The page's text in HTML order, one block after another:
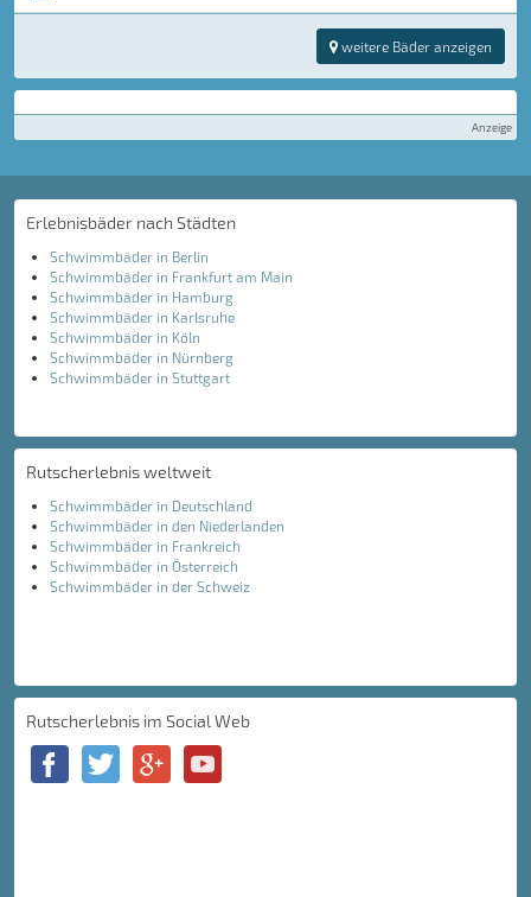
weitere Bäder anzeigen
Anzeige
Erlebnisbäder nach Städten
Schwimmbäder in Berlin
Schwimmbäder in Frankfurt am Main
Schwimmbäder in Hamburg
Schwimmbäder in Karlsruhe
Schwimmbäder in Köln
Schwimmbäder in Nürnberg
Schwimmbäder in Stuttgart
Rutscherlebnis weltweit
Schwimmbäder in Deutschland
Schwimmbäder in den Niederlanden
Schwimmbäder in Frankreich
Schwimmbäder in Österreich
Schwimmbäder in der Schweiz
Rutscherlebnis im Social Web